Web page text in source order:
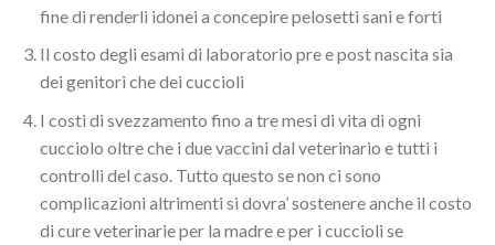
fine di renderli idonei a concepire pelosetti sani e forti
Il costo degli esami di laboratorio pre e post nascita sia
dei genitori che dei cuccioli
I costi di svezzamento fino a tre mesi di vita di ogni
cucciolo oltre che i due vaccini dal veterinario e tutti i
controlli del caso. Tutto questo se non ci sono
complicazioni altrimenti si dovra’ sostenere anche il costo
di cure veterinarie per la madre e per i cuccioli se